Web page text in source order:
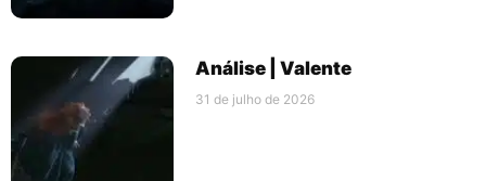
Análise | Valente
31 de julho de 2026